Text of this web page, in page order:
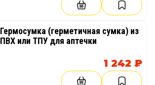
Гермосумка (герметичная сумка) из
ПВХ или ТПУ для аптечки
1 242 ₽